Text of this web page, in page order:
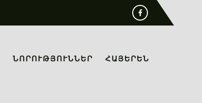
ՆՈՐՈՒԹՅՈՒՆՆԵՐ ՀԱՅԵՐԵՆ